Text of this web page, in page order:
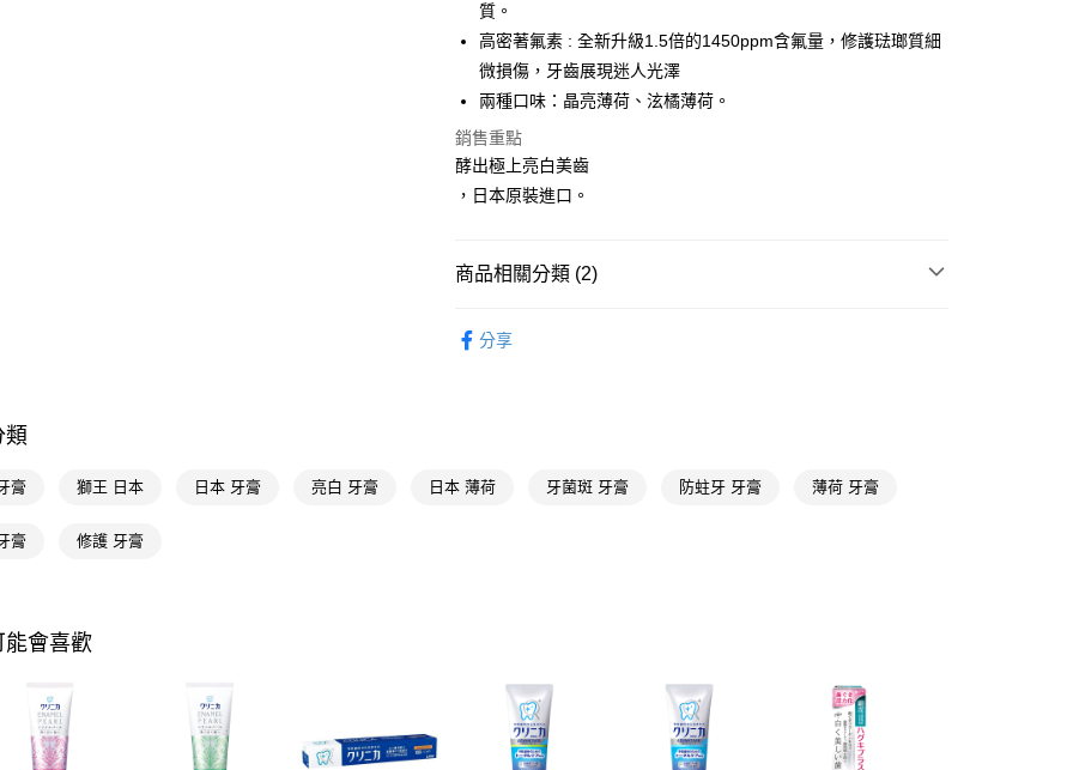
Google Pay
AFTEE先享後付
【關於「AFTEE先享後付」】
AFTEE先享後付是「在收到商品之後才付款」的支付方式。 讓您購物簡單
便利好安心！
１．簡單：不需註冊會員、不需綁卡、不需儲值。
２．便利：只要手機號碼，簡訊認證，即可結帳。
【「AFTEE先享後付」結帳流程】
１．於結帳方式選擇「AFTEE先享後付」後，將跳轉至「AFTEE先享後
２．訂單成立數日內，您將收到繳費通知簡訊。
３．收到繳費通知簡訊後14天內，點擊此簡訊中的連結，可透過四大超商
是否繳費成功／繳費後需取消欲退款等相關疑問，請聯繫「AFTEE先享後
付客戶支援中心」 https://netprotections.freshdesk.com/support/home
「AFTEE先享後付」，若未經同意申辦者引起之損失，本公司不負相關責
４．使用「AFTEE先享後付」時，將依據個別帳號之用戶狀況，依本公司
即時審查核予不同之上限額度；若仍有額度不足之情形，本公司將視審查
即享券
運送方式
每筆NT$65，滿NT$390(含以上)免運費
付款後全家取貨
付款後萊爾富取貨
宅配(本島)
每筆NT$100，滿NT$790(含以上)免運費
質。
高密著氟素 : 全新升級1.5倍的1450ppm含氟量，修護琺瑯質細
微損傷，牙齒展現迷人光澤
兩種口味：晶亮薄荷、泫橘薄荷。
銷售重點
酵出極上亮白美齒
，日本原裝進口。
商品相關分類 (2)
分享
類
膏 獅王 日本 日本 牙膏 亮白 牙膏 日本 薄荷 牙菌斑 牙膏 防蛀牙 牙膏 薄荷 牙膏
膏 修護 牙膏
能會喜歡